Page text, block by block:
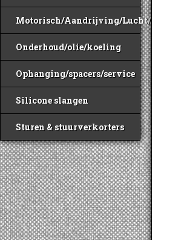
Motorisch/Aandrijving/Lucht/Benzine
Onderhoud/olie/koeling
Ophanging/spacers/service
Silicone slangen
Sturen & stuurverkorters